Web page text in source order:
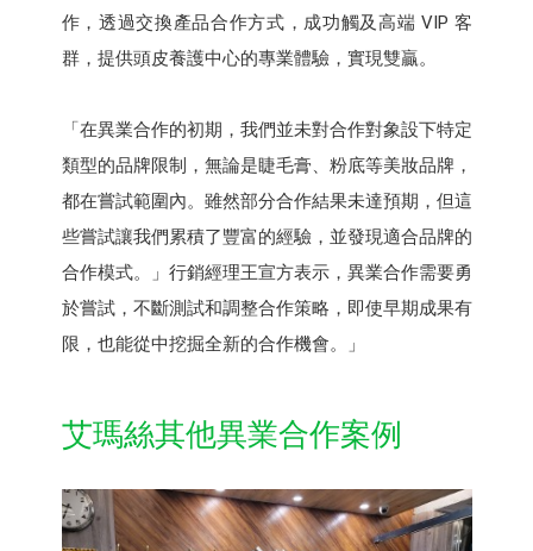
作，透過交換產品合作方式，成功觸及高端 VIP 客
群，提供頭皮養護中心的專業體驗，實現雙贏。
「在異業合作的初期，我們並未對合作對象設下特定
類型的品牌限制，無論是睫毛膏、粉底等美妝品牌，
都在嘗試範圍內。雖然部分合作結果未達預期，但這
些嘗試讓我們累積了豐富的經驗，並發現適合品牌的
合作模式。」行銷經理王宣方表示，異業合作需要勇
於嘗試，不斷測試和調整合作策略，即使早期成果有
限，也能從中挖掘全新的合作機會。」
艾瑪絲其他異業合作案例